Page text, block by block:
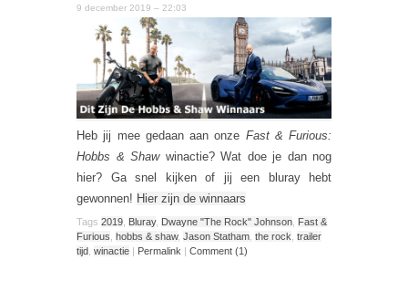
9 december 2019 – 22:03
Heb jij mee gedaan aan onze Fast & Furious:
Hobbs & Shawwinactie? Wat doe je dan nog
hier? Ga snel kijken of jij een bluray hebt
gewonnen! Hier zijn de winnaars
Tags 2019 Bluray, Dwayne "The Rock" Johnson Fast &
Furious hobbs & shaw, Jason Statham the rock trailer
tijd winactie | Permalink | Comment (1)